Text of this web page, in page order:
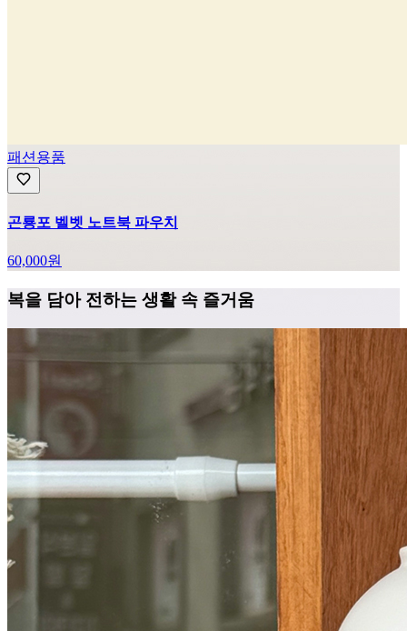
패션용품
곤룡포 벨벳 노트북 파우치
60,000원
복을 담아 전하는 생활 속 즐거움